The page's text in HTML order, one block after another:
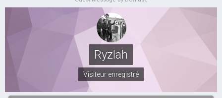
Ryzlah
Visiteur enregistré